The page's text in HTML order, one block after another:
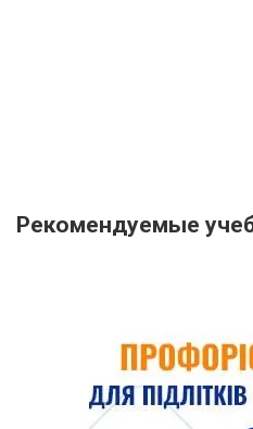
Рекомендуемые